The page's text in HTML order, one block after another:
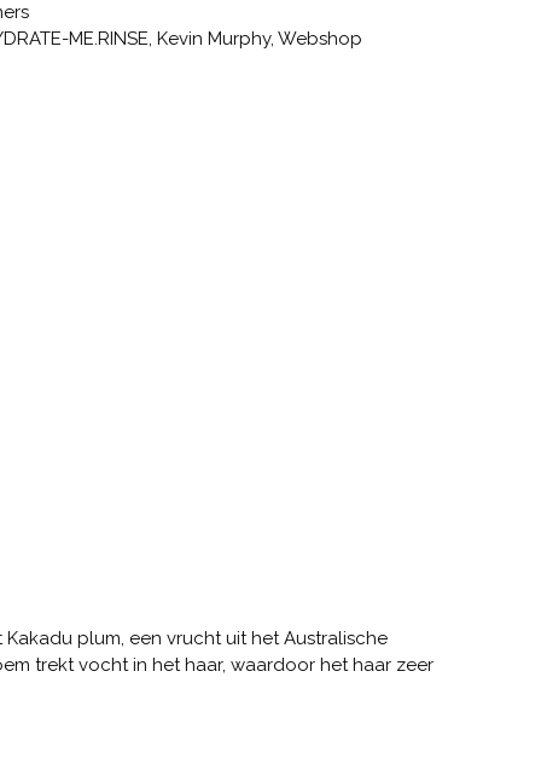
ME.RINSE, Kevin Murphy, Webshop
Kakadu plum, een vrucht uit het Australische
trekt vocht in het haar, waardoor het haar zeer